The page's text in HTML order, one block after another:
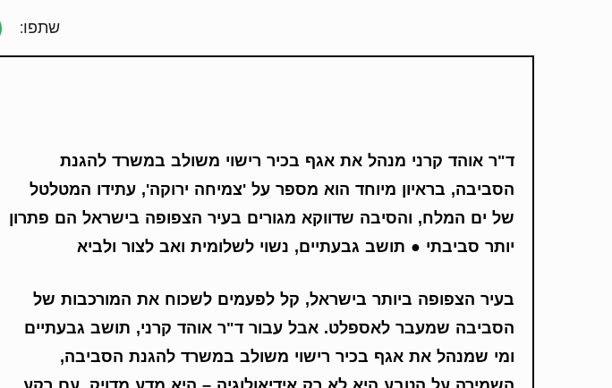
שתפו:
ד"ר אוהד קרני מנהל את אגף בכיר רישוי משולב במשרד להגנת
הסביבה, בראיון מיוחד הוא מספר על 'צמיחה ירוקה', עתידו המטלטל
של ים המלח, והסיבה שדווקא מגורים בעיר הצפופה בישראל הם פתרון
יותר סביבתי ● תושב גבעתיים, נשוי לשלומית ואב לצור ולביא
בעיר הצפופה ביותר בישראל, קל לפעמים לשכוח את המורכבות של
הסביבה שמעבר לאספלט. אבל עבור ד"ר אוהד קרני, תושב גבעתיים
ומי שמנהל את אגף בכיר רישוי משולב במשרד להגנת הסביבה,